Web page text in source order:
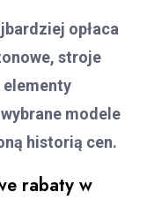
opłaca
stroje
elementy
modele
historią cen.
rabaty w